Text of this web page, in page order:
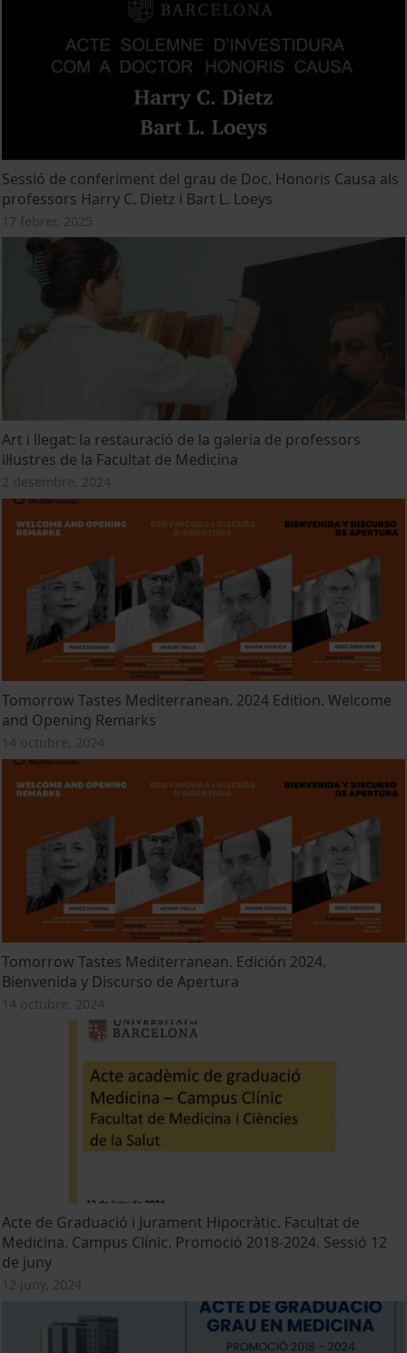
Sessió de conferiment del grau de Doc. Honoris Causa als
professors Harry C. Dietz i Bart L. Loeys
17 febrer, 2025
Art i llegat: la restauració de la galeria de professors
il·lustres de la Facultat de Medicina
2 desembre, 2024
Tomorrow Tastes Mediterranean. 2024 Edition. Welcome
and Opening Remarks
14 octubre, 2024
Tomorrow Tastes Mediterranean. Edición 2024.
Bienvenida y Discurso de Apertura
14 octubre, 2024
Acte de Graduació i Jurament Hipocràtic. Facultat de
Medicina. Campus Clínic. Promoció 2018-2024. Sessió 12
de juny
12 juny, 2024